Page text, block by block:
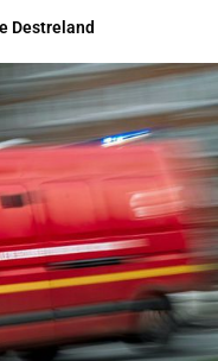
Destreland